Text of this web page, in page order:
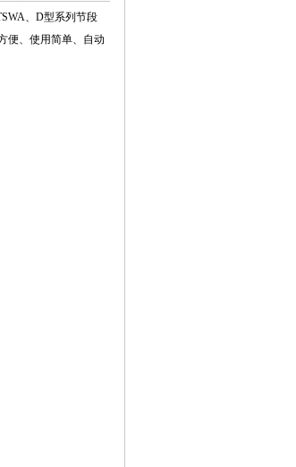
、D型系列节段
便、使用简单、自动